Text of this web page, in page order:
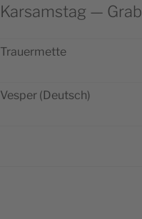
Karsamstag —
Tra­u­er­met­te
Ves­per (Deut­sch)